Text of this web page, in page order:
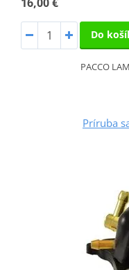
Do
PACCO
Príruba